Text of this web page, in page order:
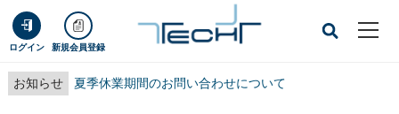
ログイン 新規会員登録
お知らせ 夏季休業期間のお問い合わせについて